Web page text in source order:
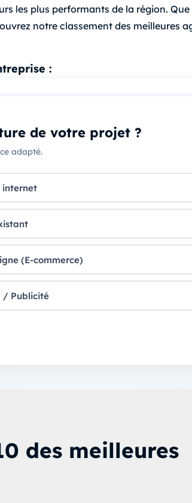
les plus performants de la région. Que
notre classement des meilleures
:
de votre projet ?
adapté.
internet
(E-commerce)
/ Publicité
des meilleures